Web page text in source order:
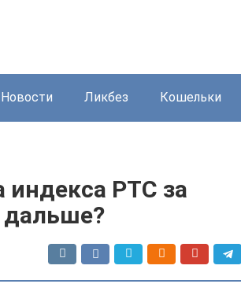
Новости Ликбез Кошельки
РТС за
дальше?